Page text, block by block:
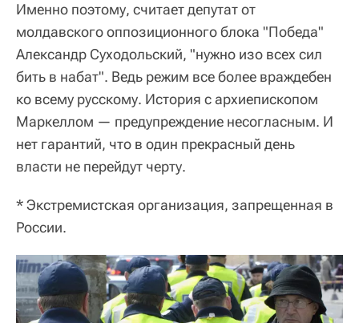
Именно поэтому, считает депутат от
молдавского оппозиционного блока "Победа"
Александр Суходольский, "нужно изо всех сил
бить в набат". Ведь режим все более враждебен
ко всему русскому. История с архиепископом
Маркеллом — предупреждение несогласным. И
нет гарантий, что в один прекрасный день
власти не перейдут черту.
* Экстремистская организация, запрещенная в
России.